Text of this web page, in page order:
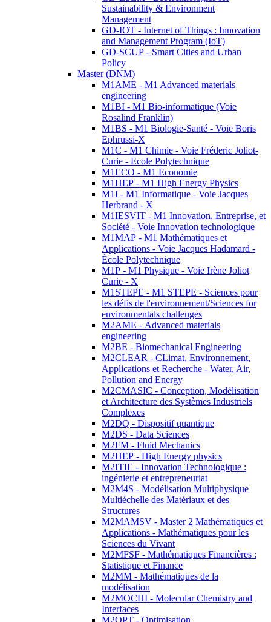
Sustainability & Environment
Management
GD-IOT - Internet of Things : Innovation
and Management Program (IoT)
GD-SCUP - Smart Cities and Urban
Policy
Master (DNM)
M1AME - M1 Advanced materials
engineering
M1BI - M1 Bio-informatique (Voie
Rosalind Franklin)
M1BS - M1 Biologie-Santé - Voie Boris
Ephrussi-X
M1C - M1 Chimie - Voie Fréderic Joliot-
Curie - Ecole Polytechnique
M1ECO - M1 Economie
M1HEP - M1 High Energy Physics
M1I - M1 Informatique - Voie Jacques
Herbrand - X
M1IESVIT - M1 Innovation, Entreprise, et
Société - Voie Innovation technologique
M1MAP - M1 Mathématiques et
Applications - Voie Jacques Hadamard -
École Polytechnique
M1P - M1 Physique - Voie Irène Joliot
Curie - X
M1STEPE - M1 STEPE - Sciences pour
les défis de l'environnement/Sciences for
environmentals challenges
M2AME - Advanced materials
engineering
M2BE - Biomechanical Engineering
M2CLEAR - CLimat, Environnement,
Applications et Recherche - Water, Air,
Pollution and Energy
M2CMASIC - Conception, Modélisation
et Architecture des Systèmes Industriels
Complexes
M2DQ - Dispositif quantique
M2DS - Data Sciences
M2FM - Fluid Mechanics
M2HEP - High Energy physics
M2ITIE - Innovation Technologique :
ingénierie et entrepreneuriat
M2M4S - Modélisation Multiphysique
Multiéchelle des Matériaux et des
Structures
M2MAMSV - Master 2 Mathématiques et
Applications - Mathématiques pour les
Sciences du Vivant
M2MFSF - Mathématiques Financières :
Statistique et Finance
M2MM - Mathématiques de la
modélisation
M2MOCHI - Molecular Chemistry and
Interfaces
M2OPT - Optimisation